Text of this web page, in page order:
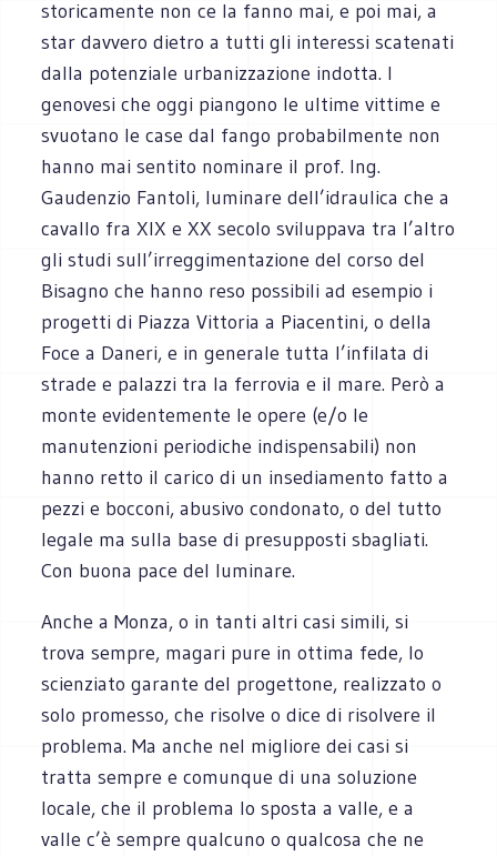
storicamente non ce la fanno mai, e poi mai, a
star davvero dietro a tutti gli interessi scatenati
dalla potenziale urbanizzazione indotta. I
genovesi che oggi piangono le ultime vittime e
svuotano le case dal fango probabilmente non
hanno mai sentito nominare il prof. Ing.
Gaudenzio Fantoli, luminare dell’idraulica che a
cavallo fra XIX e XX secolo sviluppava tra l’altro
gli studi sull’irreggimentazione del corso del
Bisagno che hanno reso possibili ad esempio i
progetti di Piazza Vittoria a Piacentini, o della
Foce a Daneri, e in generale tutta l’infilata di
strade e palazzi tra la ferrovia e il mare. Però a
monte evidentemente le opere (e/o le
manutenzioni periodiche indispensabili) non
hanno retto il carico di un insediamento fatto a
pezzi e bocconi, abusivo condonato, o del tutto
legale ma sulla base di presupposti sbagliati.
Con buona pace del luminare.
Anche a Monza, o in tanti altri casi simili, si
trova sempre, magari pure in ottima fede, lo
scienziato garante del progettone, realizzato o
solo promesso, che risolve o dice di risolvere il
problema. Ma anche nel migliore dei casi si
tratta sempre e comunque di una soluzione
locale, che il problema lo sposta a valle, e a
valle c’è sempre qualcuno o qualcosa che ne